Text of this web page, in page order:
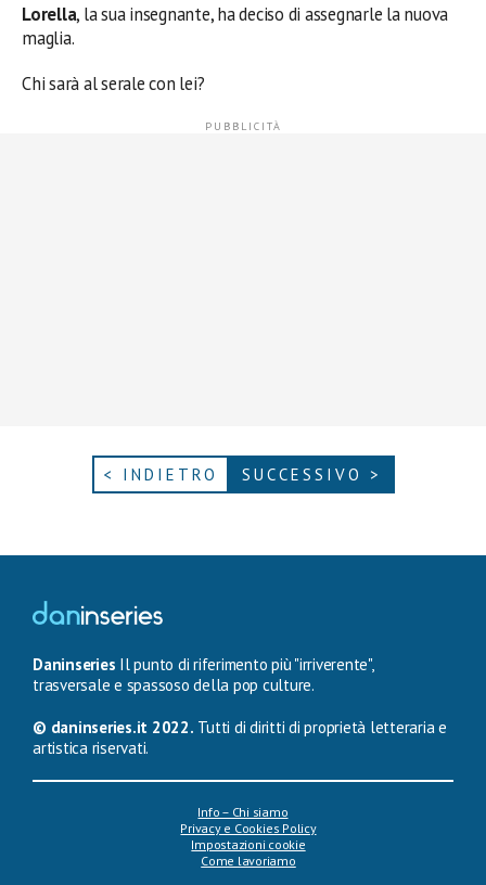
Lorella, la sua insegnante, ha deciso di assegnarle la nuova
maglia.
Chi sarà al serale con lei?
< INDIETRO SUCCESSIVO >
Daninseries Il punto di riferimento più "irriverente",
trasversale e spassoso della pop culture.
© daninseries.it 2022. Tutti di diritti di proprietà letteraria e
artistica riservati.
Info – Chi siamo
Privacy e Cookies Policy
Impostazioni cookie
Come lavoriamo